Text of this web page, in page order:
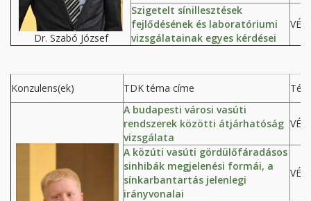
Dr. Szabó József
Szigetelt sínillesztések
fejlődésének és laboratóriumi
vizsgálatainak egyes kérdései
Konzulens(ek) TDK téma címe
A budapesti városi vasúti
rendszerek közötti átjárhatóság
vizsgálata
A közúti vasúti gördülőfáradásos
sinhibák megjelenési formái, a
sínkarbantartás jelenlegi
irányvonalai